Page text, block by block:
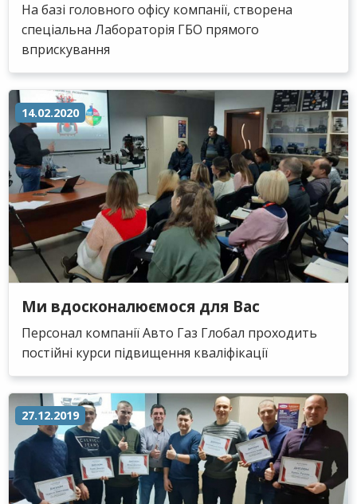
На базі головного офісу компанії, створена
спеціальна Лабораторія ГБО прямого
вприскування
14.02.2020
Ми вдосконалюємося для Вас
Персонал компанії Авто Газ Глобал проходить
постійні курси підвищення кваліфікації
27.12.2019